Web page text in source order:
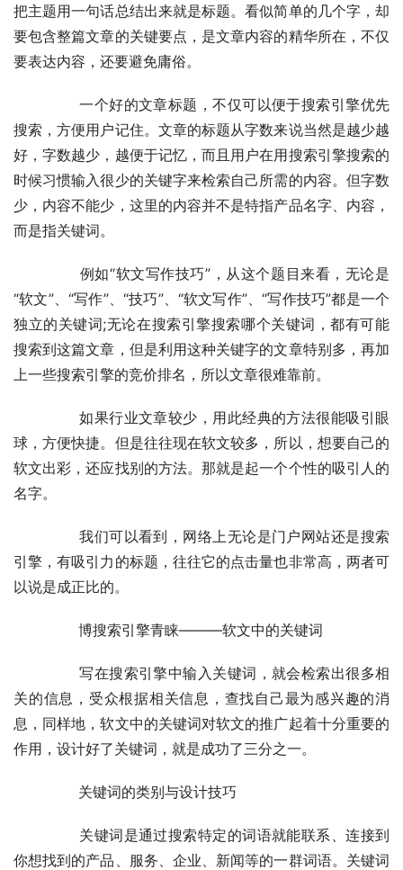
把主题用一句话总结出来就是标题。看似简单的几个字，却
要包含整篇文章的关键要点，是文章内容的精华所在，不仅
要表达内容，还要避免庸俗。
搜索，方便用户记住。文章的标题从字数来说当然是越少越
好，字数越少，越便于记忆，而且用户在用搜索引擎搜索的
时候习惯输入很少的关键字来检索自己所需的内容。但字数
少，内容不能少，这里的内容并不是特指产品名字、内容，
而是指关键词。
“软文”、“写作”、“技巧”、“软文写作”、“写作技巧”都是一个
独立的关键词;无论在搜索引擎搜索哪个关键词，都有可能
搜索到这篇文章，但是利用这种关键字的文章特别多，再加
上一些搜索引擎的竞价排名，所以文章很难靠前。
球，方便快捷。但是往往现在软文较多，所以，想要自己的
软文出彩，还应找别的方法。那就是起一个个性的吸引人的
名字。
引擎，有吸引力的标题，往往它的点击量也非常高，两者可
以说是成正比的。
	　　博搜索引擎青睐———软文中的关键词
关的信息，受众根据相关信息，查找自己最为感兴趣的消
息，同样地，软文中的关键词对软文的推广起着十分重要的
作用，设计好了关键词，就是成功了三分之一。
	　　关键词的类别与设计技巧
你想找到的产品、服务、企业、新闻等的一群词语。关键词